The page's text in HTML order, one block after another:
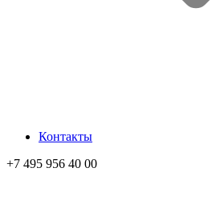
Контакты
+7 495 956 40 00